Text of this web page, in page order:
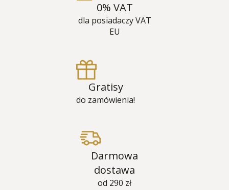
0% VAT
dla posiadaczy VAT
EU
Gratisy
do zamówienia!
Darmowa
dostawa
od 290 zł